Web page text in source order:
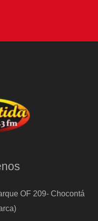
OF 209- Chocontá